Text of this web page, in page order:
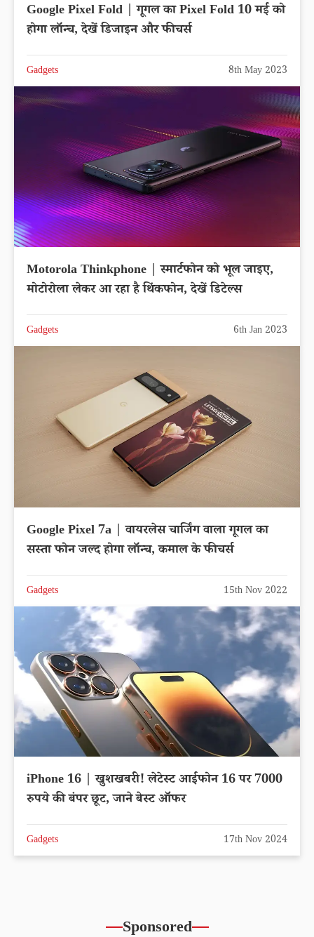
Google Pixel Fold | गूगल का Pixel Fold 10 मई को
होगा लॉन्च, देखें डिजाइन और फीचर्स
Gadgets 8th May 2023
Motorola Thinkphone | स्मार्टफोन को भूल जाइए,
मोटोरोला लेकर आ रहा है थिंकफोन, देखें डिटेल्स
Gadgets 6th Jan 2023
Google Pixel 7a | वायरलेस चार्जिंग वाला गूगल का
सस्ता फोन जल्द होगा लॉन्च, कमाल के फीचर्स
Gadgets 15th Nov 2022
iPhone 16 | खुशखबरी! लेटेस्ट आईफोन 16 पर 7000
रुपये की बंपर छूट, जाने बेस्ट ऑफर
Gadgets 17th Nov 2024
Sponsored